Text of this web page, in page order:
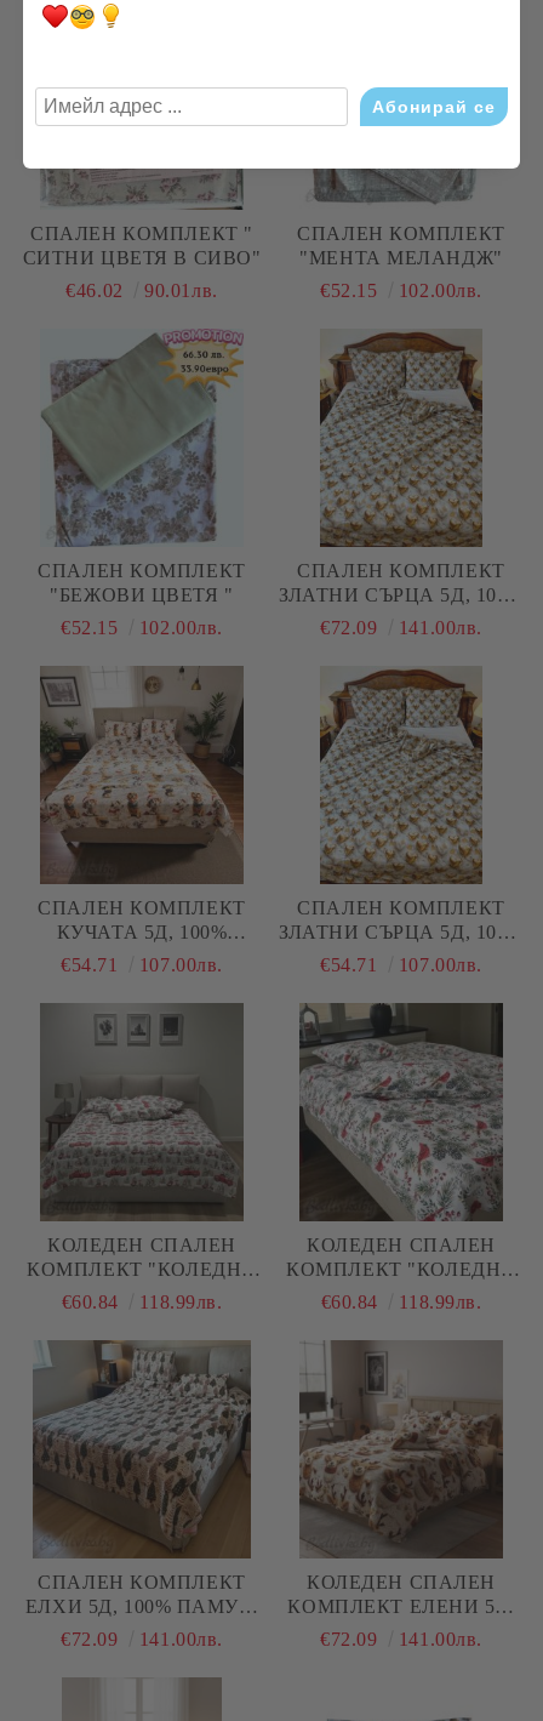
СПАЛЕН КОМПЛЕКТ "
СИТНИ ЦВЕТЯ В СИВО"
€46.02
90.01лв.
СПАЛЕН КОМПЛЕКТ
"МЕНТА МЕЛАНДЖ"
€52.15
102.00лв.
СПАЛЕН КОМПЛЕКТ
"БЕЖОВИ ЦВЕТЯ "
€52.15
102.00лв.
СПАЛЕН КОМПЛЕКТ
ЗЛАТНИ СЪРЦА 5Д, 100%
ПАМУК/ 5Д, РАНФОРС, 5
€72.09 141.00лв.
СПАЛЕН КОМПЛЕКТ
КУЧАТА 5Д, 100%
ПАМУК/ 5Д, РАНФОРС, 4
€54.71 107.00лв.
СПАЛЕН КОМПЛЕКТ
ЗЛАТНИ СЪРЦА 5Д, 100%
ПАМУК/ 5Д, РАНФОРС, 4
€54.71 107.00лв.
КОЛЕДЕН СПАЛЕН
КОМПЛЕКТ "КОЛЕДНИ
КАМИОНИ С ЕЛХА", С
ПАМУК/РАНФОРС, 5
ЧАСТИ
€60.84 118.99лв.
КОЛЕДЕН СПАЛЕН
КОМПЛЕКТ "КОЛЕДНИ
ПТИЧКИ В ГОРАТА", С
ПАМУК/РАНФОРС, 5
ЧАСТИ
€60.84 118.99лв.
СПАЛЕН КОМПЛЕКТ
ЕЛХИ 5Д, 100% ПАМУК/
5Д, РАНФОРС, 5 ЧАСТИ
€72.09 141.00лв.
КОЛЕДЕН СПАЛЕН
КОМПЛЕКТ ЕЛЕНИ 5Д,
100% ПАМУК/ 5Д,
€72.09 141.00лв.